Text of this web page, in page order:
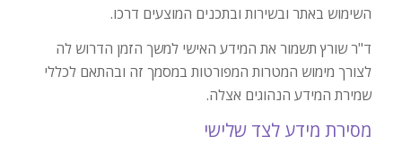
השימוש באתר ובשירות ובתכנים המוצעים דרכו.
ד"ר שורץ תשמור את המידע האישי למשך הזמן הדרוש לה
לצורך מימוש המטרות המפורטות במסמך זה ובהתאם לכללי
שמירת המידע הנהוגים אצלה.
מסירת מידע לצד שלישי